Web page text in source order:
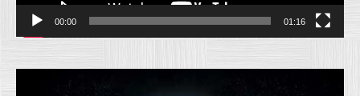
00:00 01:16